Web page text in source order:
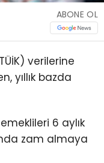
ABONE OL
verilerine
yıllık bazda
6 aylık
zam almaya